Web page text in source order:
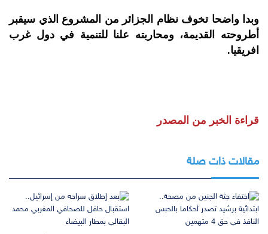
‏وبدا واضحا تخوف نظام الجزائر من المشروع الذي سيقبر
أطروحته القديمة، ومحاربته علنا للتنمية في دول غرب
افريقيا.
قراءة الخبر من المصدر
مقالات ذات صلة